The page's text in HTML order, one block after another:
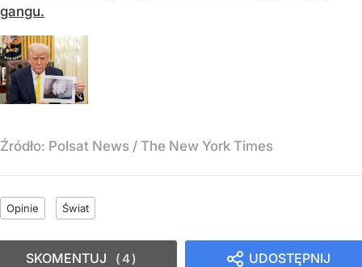
gangu.
Źródło: Polsat News / The New York Times
Opinie Świat
UDOSTĘPNIJ
SKOMENTUJ 4